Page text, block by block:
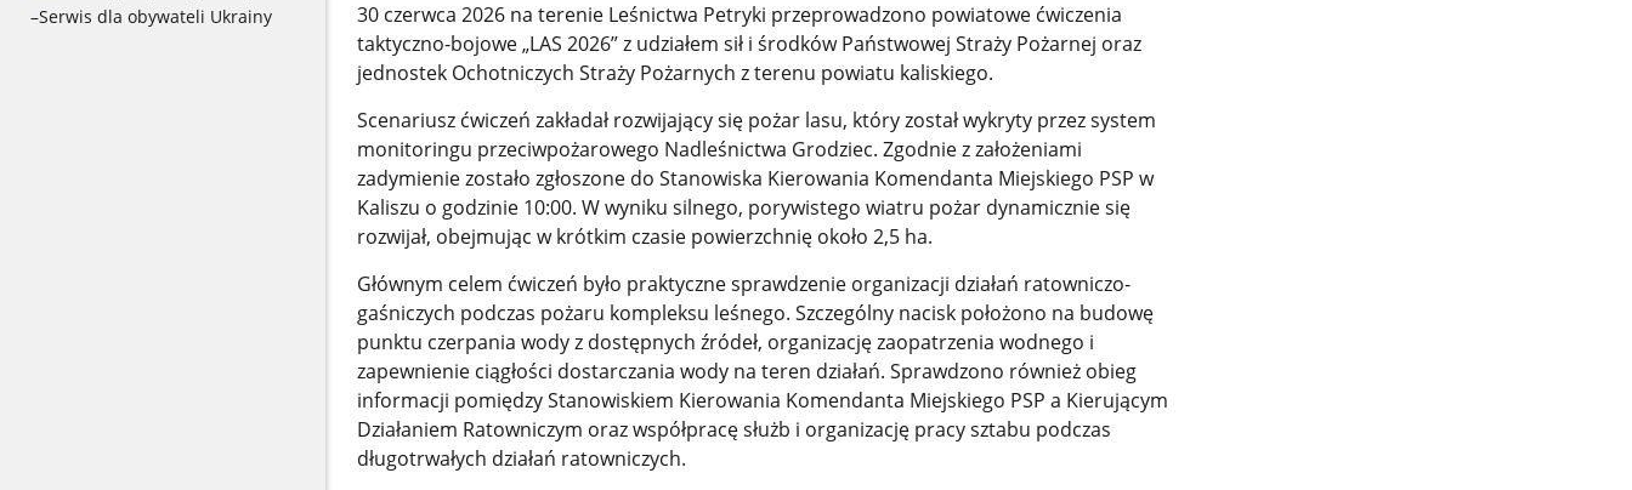
–Serwis dla obywateli Ukrainy
30 czerwca 2026 na terenie Leśnictwa Petryki przeprowadzono powiatowe ćwiczenia
taktyczno-bojowe „LAS 2026” z udziałem sił i środków Państwowej Straży Pożarnej oraz
jednostek Ochotniczych Straży Pożarnych z terenu powiatu kaliskiego.
Scenariusz ćwiczeń zakładał rozwijający się pożar lasu, który został wykryty przez system
monitoringu przeciwpożarowego Nadleśnictwa Grodziec. Zgodnie z założeniami
zadymienie zostało zgłoszone do Stanowiska Kierowania Komendanta Miejskiego PSP w
Kaliszu o godzinie 10:00. W wyniku silnego, porywistego wiatru pożar dynamicznie się
rozwijał, obejmując w krótkim czasie powierzchnię około 2,5 ha.
Głównym celem ćwiczeń było praktyczne sprawdzenie organizacji działań ratowniczo-
gaśniczych podczas pożaru kompleksu leśnego. Szczególny nacisk położono na budowę
punktu czerpania wody z dostępnych źródeł, organizację zaopatrzenia wodnego i
zapewnienie ciągłości dostarczania wody na teren działań. Sprawdzono również obieg
informacji pomiędzy Stanowiskiem Kierowania Komendanta Miejskiego PSP a Kierującym
Działaniem Ratowniczym oraz współpracę służb i organizację pracy sztabu podczas
długotrwałych działań ratowniczych.